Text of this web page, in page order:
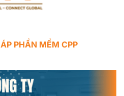
PHẦN MỀM CPP